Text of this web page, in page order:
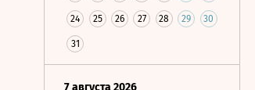
24 25 26 27 28 29 30
31
7 августа 2026